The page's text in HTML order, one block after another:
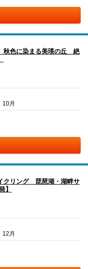
秋色に染まる美瑛の丘 絶
月
クリング 琵琶湖・湖畔サ
】
月